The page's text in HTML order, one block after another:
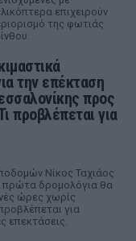
επιχειρούν
της φωτιάς
την επέκταση
προς
προβλέπεται για
Νίκος Ταχιάος
πρώτα δρομολόγια θα
ώρες χωρίς
για
επεκτάσεις.